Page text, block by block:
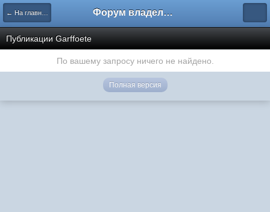
← На главную Форум владельцев интернет-магазинов
Публикации Garffoete
По вашему запросу ничего не найдено.
Полная версия